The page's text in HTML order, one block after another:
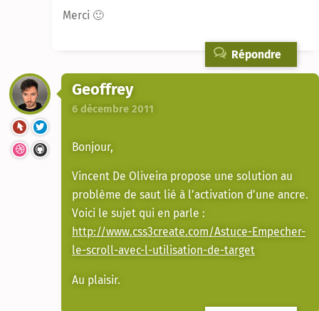
Merci 🙂
Répondre
Geoffrey
6 décembre 2011
Bonjour,
Vincent De Oliveira propose une solution au
problème de saut lié à l’activation d’une ancre.
Voici le sujet qui en parle :
http://www.css3create.com/Astuce-Empecher-
le-scroll-avec-l-utilisation-de-target
Au plaisir.